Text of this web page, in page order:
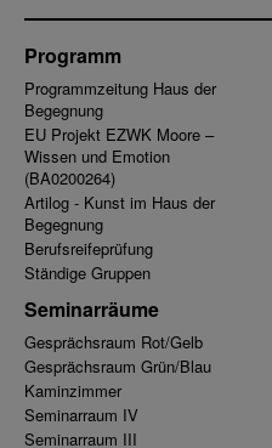
Programm
Programmzeitung Haus der
Begegnung
EU Projekt EZWK Moore –
Wissen und Emotion
(BA0200264)
Artilog - Kunst im Haus der
Begegnung
Berufsreifeprüfung
Ständige Gruppen
Seminarräume
Gesprächsraum Rot/Gelb
Gesprächsraum Grün/Blau
Kaminzimmer
Seminarraum IV
Seminarraum III